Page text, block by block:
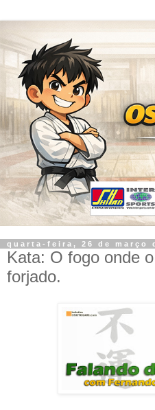
quarta-feira, 26 de março
Kata: O fogo onde
forjado.